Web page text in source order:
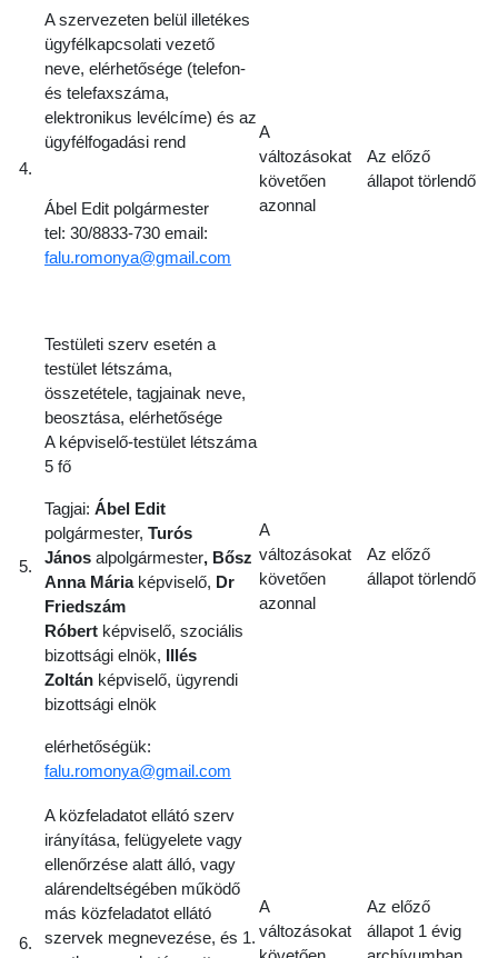
4.
A szervezeten belül illetékes
ügyfélkapcsolati vezető
neve, elérhetősége (telefon-
és telefaxszáma,
elektronikus levélcíme) és az
ügyfélfogadási rend
Ábel Edit polgármester
tel: 30/8833-730 email:
falu.romonya@gmail.com
A
változásokat
követően
azonnal
Az előző
állapot törlendő
5.
Testületi szerv esetén a
testület létszáma,
összetétele, tagjainak neve,
beosztása, elérhetősége
A képviselő-testület létszáma
5 fő
Tagjai: Ábel Edit
polgármester, Turós
János alpolgármester, Bősz
Anna Máriaképviselő, Dr
Friedszám
Róbert képviselő, szociális
bizottsági elnök, Illés
Zoltán képviselő, ügyrendi
bizottsági elnök
elérhetőségük:
falu.romonya@gmail.com
A
változásokat
követően
azonnal
Az előző
állapot törlendő
6.
A közfeladatot ellátó szerv
irányítása, felügyelete vagy
ellenőrzése alatt álló, vagy
alárendeltségében működő
más közfeladatot ellátó
szervek megnevezése, és 1.
A
változásokat
Az előző
állapot 1 évig